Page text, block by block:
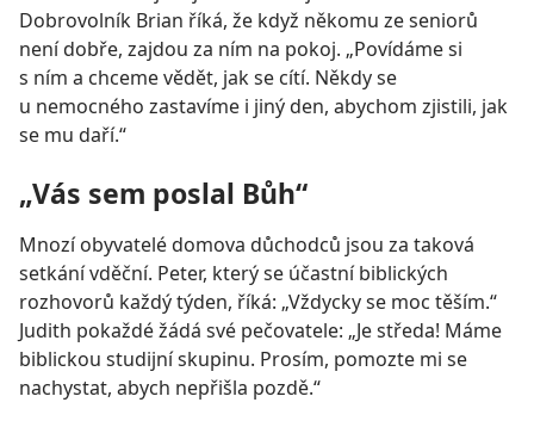
Dobrovolník Brian říká, že když někomu ze seniorů
není dobře, zajdou za ním na pokoj. „Povídáme si
s ním a chceme vědět, jak se cítí. Někdy se
u nemocného zastavíme i jiný den, abychom zjistili, jak
se mu daří.“
„Vás sem poslal Bůh“
Mnozí obyvatelé domova důchodců jsou za taková
setkání vděční. Peter, který se účastní biblických
rozhovorů každý týden, říká: „Vždycky se moc těším.“
Judith pokaždé žádá své pečovatele: „Je středa! Máme
biblickou studijní skupinu. Prosím, pomozte mi se
nachystat, abych nepřišla pozdě.“